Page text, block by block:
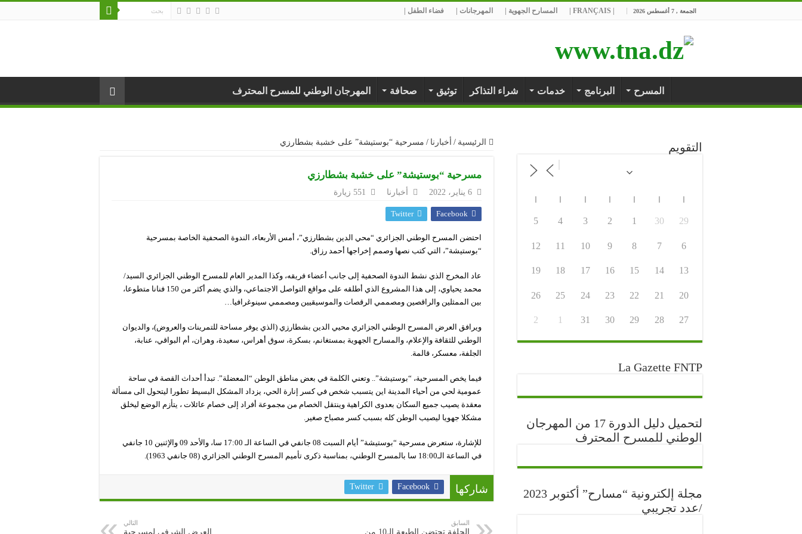
الجمعة , 7 أغسطس 2026 المسارح الجهوية | المهرجانات | فضاء الطفل |
المسرح البرنامج خدمات شراء التذاكر توثيق صحافة المهرجان الوطني للمسرح المحترف
الرئيسية / أخبارنا / مسرحية “بوستيشة” على خشبة بشطارزي
مسرحية “بوستيشة” على خشبة بشطارزي
6 يناير، 2022 أخبارنا 551 زيارة
Facebook
Twitter
احتضن المسرح الوطني الجزائري “محي الدين بشطارزي”، أمس الأربعاء، الندوة الصحفية الخاصة بمسرحية
“بوستيشة”، التي كتب نصها وصمم إخراجها أحمد رزاق.
عاد المخرج الذي نشط الندوة الصحفية إلى جانب أعضاء فريقه، وكذا المدير العام للمسرح الوطني الجزائري السيد/
محمد يحياوي، إلى هذا المشروع الذي أطلقه على مواقع التواصل الاجتماعي، والذي يضم أكثر من 150 فنانا متطوعا،
بين الممثلين والراقصين ومصممي الرقصات والموسيقيين ومصممي سينوغرافيا…
ويرافق العرض المسرح الوطني الجزائري محيي الدين بشطارزي (الذي يوفر مساحة للتمرينات والعروض)، والديوان
الوطني للثقافة والإعلام، والمسارح الجهوية بمستغانم، بسكرة، سوق أهراس، سعيدة، وهران، أم البواقي، عنابة،
الجلفة، معسكر، قالمة.
فيما يخص المسرحية، “بوستيشة”.. وتعني الكلمة في بعض مناطق الوطن “المعضلة”. تبدأ أحداث القصة في ساحة
عمومية لحي من أحياء المدينة اين يتسبب شخص في كسر إنارة الحي، يزداد المشكل البسيط تطورا ليتحول الى مسألة
معقدة يصيب جميع السكان بعدوى الكراهية وينتقل الخصام من مجموعة أفراد إلى خصام عائلات ، يتأزم الوضع ليخلق
مشكلا جهويا ليصيب الوطن كله بسبب كسر مصباح صغير.
للإشارة، ستعرض مسرحية “بوستيشة” أيام السبت 08 جانفي في الساعة الـ 17:00 سا، والأحد 09 والإثنين 10 جانفي
في الساعة الـ18:00 سا بالمسرح الوطني، بمناسبة ذكرى تأميم المسرح الوطني الجزائري (08 جانفي 1963).
شاركها Facebook
Twitter
السابق
الجلفة تحتضن الطبعة الـ10 من
التالي
العرض الشرفي لمسرحية
التقويم
ا ا ا ا ا ا ا
29
30
1
2
3
4
5
6
7
8
9
10
11
12
13
14
15
16
17
18
19
20
21
22
23
24
25
26
27
28
29
30
31
1
2
La Gazette FNTP
لتحميل دليل الدورة 17 من المهرجان
الوطني للمسرح المحترف
مجلة إلكترونية “مسارح” أكتوبر 2023
/عدد تجريبي